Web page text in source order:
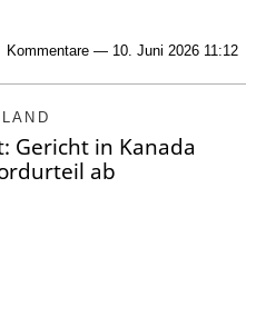
Kommentare — 10. Juni 2026 11:12
Gericht in Kanada
ab